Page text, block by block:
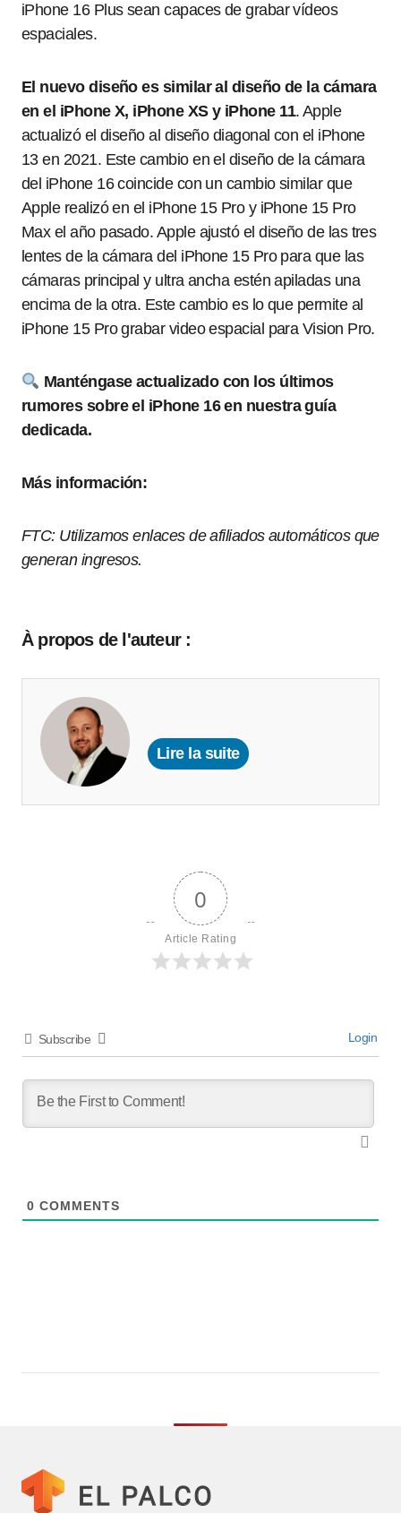
iPhone 16 Plus sean capaces de grabar vídeos
espaciales.
El nuevo diseño es similar al diseño de la cámara
en el iPhone X, iPhone XS y iPhone 11. Apple
actualizó el diseño al diseño diagonal con el iPhone
13 en 2021. Este cambio en el diseño de la cámara
del iPhone 16 coincide con un cambio similar que
Apple realizó en el iPhone 15 Pro y iPhone 15 Pro
Max el año pasado. Apple ajustó el diseño de las tres
lentes de la cámara del iPhone 15 Pro para que las
cámaras principal y ultra ancha estén apiladas una
encima de la otra. Este cambio es lo que permite al
iPhone 15 Pro grabar video espacial para Vision Pro.
Manténgase actualizado con los últimos
rumores sobre el iPhone 16 en nuestra guía
dedicada.
Más información:
FTC: Utilizamos enlaces de afiliados automáticos que
generan ingresos.
À propos de l'auteur :
Lire la suite
0
Article Rating
Subscribe Login
0 COMMENTS